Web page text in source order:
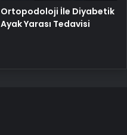
Ortopodoloji İle Diyabetik
Ayak Yarası Tedavisi